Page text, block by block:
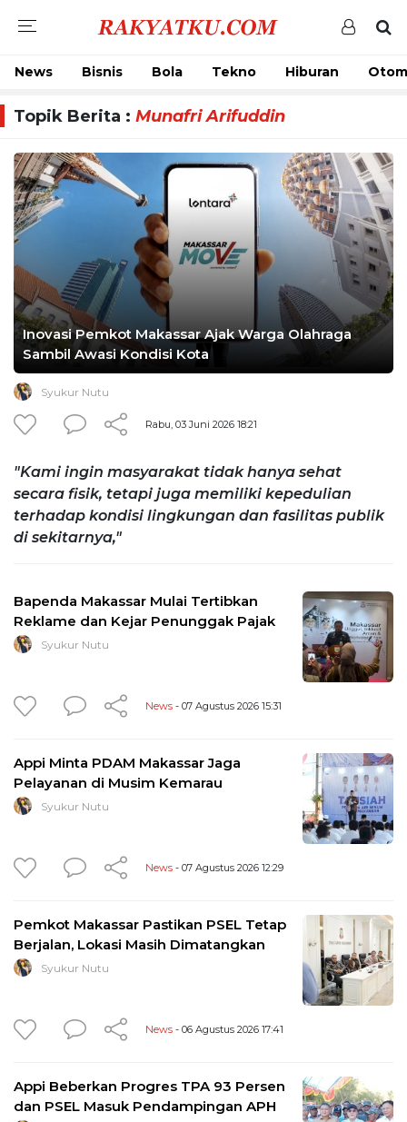
News Bisnis Bola Tekno Hiburan
Topik Berita : Munafri Arifuddin
Inovasi Pemkot Makassar Ajak Warga Olahraga
Sambil Awasi Kondisi Kota
Syukur Nutu
Rabu, 03 Juni 2026 18:21
"Kami ingin masyarakat tidak hanya sehat
secara fisik, tetapi juga memiliki kepedulian
terhadap kondisi lingkungan dan fasilitas publik
di sekitarnya,"
Bapenda Makassar Mulai Tertibkan
Reklame dan Kejar Penunggak Pajak
Syukur Nutu
News - 07 Agustus 2026 15:31
Appi Minta PDAM Makassar Jaga
Pelayanan di Musim Kemarau
Syukur Nutu
News - 07 Agustus 2026 12:29
Pemkot Makassar Pastikan PSEL Tetap
Berjalan, Lokasi Masih Dimatangkan
Syukur Nutu
News - 06 Agustus 2026 17:41
Appi Beberkan Progres TPA 93 Persen
dan PSEL Masuk Pendampingan APH